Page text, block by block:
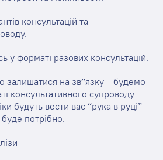
консультацій та
у форматі разових консультацій.
залишатися на зв”язку – будемо
консультативного супроводу.
будуть вести вас “рука в руці”
потрібно.